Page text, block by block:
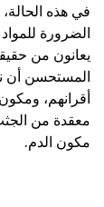
في هذه
الضرورة
يعانون من
المستحسن أن
أقرانهم،
معقدة من
مكون الدم.